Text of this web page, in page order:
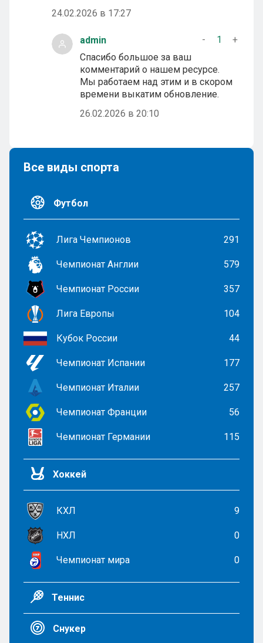
24.02.2026 в 17:27
admin - 1
+
Спасибо большое за ваш
комментарий о нашем ресурсе.
Мы работаем над этим и в скором
времени выкатим обновление.
26.02.2026 в 20:10
Все виды спорта
Футбол
Лига Чемпионов 291
Чемпионат Англии 579
Чемпионат России 357
Лига Европы 104
Кубок России 44
Чемпионат Испании 177
Чемпионат Италии 257
Чемпионат Франции 56
Чемпионат Германии 115
Хоккей
КХЛ 9
НХЛ 0
Чемпионат мира 0
Теннис
Снукер